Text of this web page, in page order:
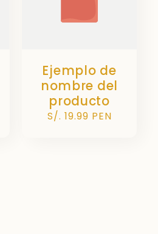
Ejemplo de
nombre del
producto
Precio
S/. 19.99 PEN